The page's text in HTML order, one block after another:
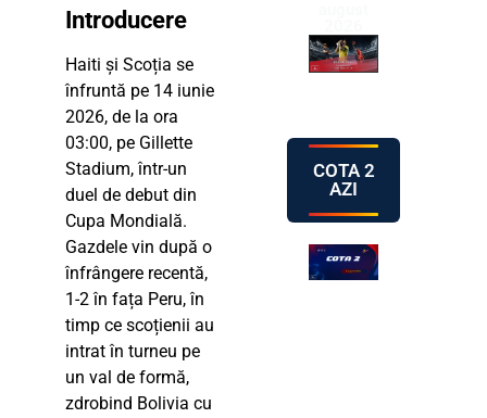
Introducere
Haiti și Scoția se
înfruntă pe 14 iunie
2026, de la ora
03:00, pe Gillette
Stadium, într-un
duel de debut din
Cupa Mondială.
Gazdele vin după o
înfrângere recentă,
1-2 în fața Peru, în
timp ce scoțienii au
intrat în turneu pe
un val de formă,
zdrobind Bolivia cu
COTA 2
AZI